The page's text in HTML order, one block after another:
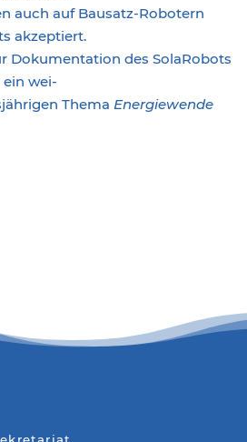
auch auf Bausatz-Robotern
akzeptiert.
Dokumentation des SolaRobots
wei-
ThemaEnergiewende